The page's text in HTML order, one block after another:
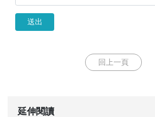
送出
回上一頁
延伸閱讀